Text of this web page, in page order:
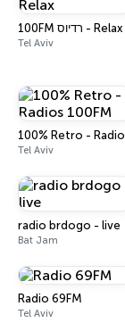
100FM רדיוס - Relax
Tel Aviv
100% Retro -
Tel Aviv
radio brdogo - live
Bat Jam
Radio 69FM
Tel Aviv